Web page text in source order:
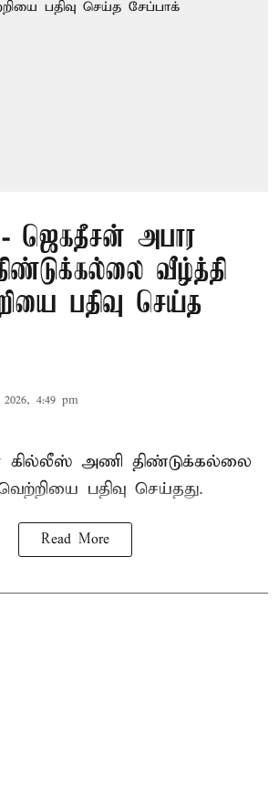
- ஜெகதீசன் அபார
வீழ்த்தி
பதிவு செய்த
4:49 pm
கில்லீஸ் அணி திண்டுக்கல்லை
பதிவு செய்தது.
Read More